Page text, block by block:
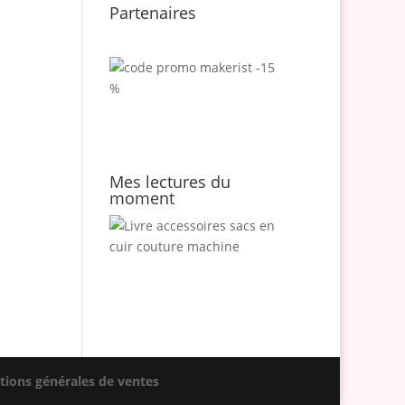
Partenaires
Mes lectures du
moment
générales de ventes